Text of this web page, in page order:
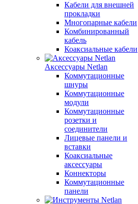
Кабели для внешней
прокладки
Многопарные кабели
Комбинированный
кабель
Коаксиальные кабели
Аксессуары Netlan
Коммутационные
шнуры
Коммутационные
модули
Коммутационные
розетки и
соединители
Лицевые панели и
вставки
Коаксиальные
аксессуары
Коннекторы
Коммутационные
панели